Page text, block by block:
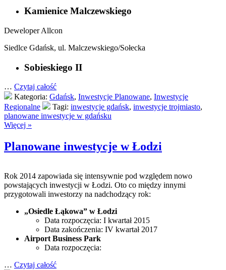
Kamienice Malczewskiego
Deweloper Allcon
Siedlce Gdańsk, ul. Malczewskiego/Sołecka
Sobieskiego II
… Czytaj całość
Kategoria: Gdańsk, Inwestycje Planowane, Inwestycje
Regionalne
Tagi: inwestycje gdańsk, inwestycje trojmiasto,
planowane inwestycje w gdańsku
Więcej »
Planowane inwestycje w Łodzi
Rok 2014 zapowiada się intensywnie pod względem nowo
powstających inwestycji w Łodzi. Oto co między innymi
przygotowali inwestorzy na nadchodzący rok:
„Osiedle Łąkowa” w Łodzi
Data rozpoczęcia: I kwartał 2015
Data zakończenia: IV kwartał 2017
Airport Business Park
Data rozpoczęcia:
… Czytaj całość